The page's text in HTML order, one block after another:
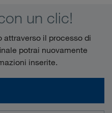
un clic!
attraverso il processo di
potrai nuovamente
inserite.